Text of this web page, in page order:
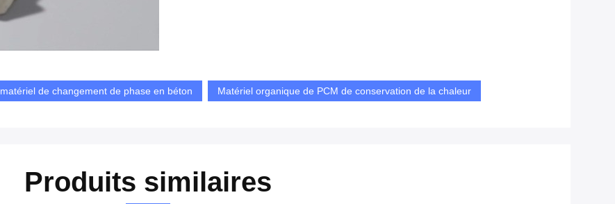
matériel de changement de phase en béton Matériel organique de PCM de conservation de la chaleur
Produits similaires